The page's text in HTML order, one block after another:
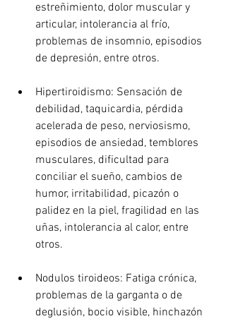
estreñimiento, dolor muscular y
articular, intolerancia al frío,
problemas de insomnio, episodios
de depresión, entre otros.
Hipertiroidismo: Sensación de
debilidad, taquicardia, pérdida
acelerada de peso, nerviosismo,
episodios de ansiedad, temblores
musculares, dificultad para
conciliar el sueño, cambios de
humor, irritabilidad, picazón o
palidez en la piel, fragilidad en las
uñas, intolerancia al calor, entre
otros.
Nodulos tiroideos: Fatiga crónica,
problemas de la garganta o de
deglusión, bocio visible, hinchazón